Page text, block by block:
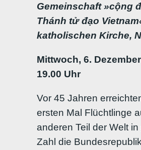
Gemeinschaft »cộng
Thánh tử đạo
katholischen Kirche,
Mittwoch, 6.
19.00 Uhr
Vor 45 Jahren
ersten Mal Flüchtlinge
anderen Teil der Welt
Zahl die Bundesrepublik